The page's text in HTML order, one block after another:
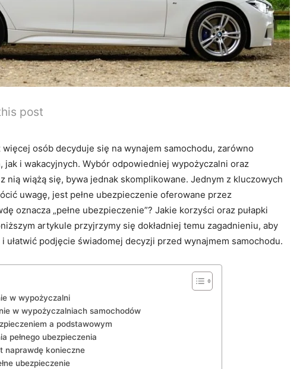
post
osób ⁣decyduje się na wynajem samochodu, zarówno
jak i wakacyjnych. Wybór odpowiedniej wypożyczalni oraz
‍nią ‍wiążą się, bywa jednak skomplikowane. Jednym z kluczowych
uwagę, jest pełne ubezpieczenie oferowane przez
oznacza „pełne ubezpieczenie”? Jakie korzyści oraz pułapki
artykule przyjrzymy się dokładniej temu zagadnieniu, aby⁤
ułatwić⁤ podjęcie świadomej decyzji⁣ przed ‍wynajmem samochodu.
w wypożyczalni
w wypożyczalniach samochodów
a podstawowym
pełnego ubezpieczenia
naprawdę konieczne
ubezpieczenie